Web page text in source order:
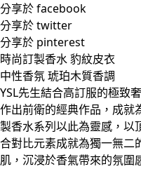
分享於 facebook
分享於 twitter
分享於 pinterest
時尚訂製香水 豹紋皮衣
中性香氛 琥珀木質香調
YSL先生結合高訂服的極致
作出前衛的經典作品，成就
製香水系列以此為靈感，以
合對比元素成就為獨一無二
肌，沉浸於香氣帶來的氛圍